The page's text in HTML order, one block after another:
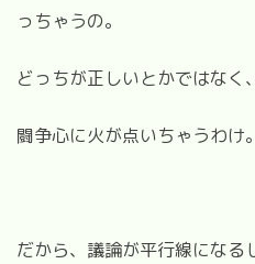
っちゃうの。
どっちが正しいとかではなく
闘争心に火が点いちゃうわけ
だから、議論が平行線になる